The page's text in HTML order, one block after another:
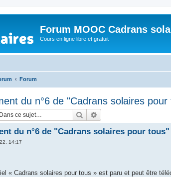
Forum MOOC Cadrans
Cours en ligne libre et gratuit
Forum
du n°6 de "Cadrans solaires pour
Rechercher
du n°6 de "Cadrans solaires pour tous"
14:17
« Cadrans solaires pour tous » est paru et peut être